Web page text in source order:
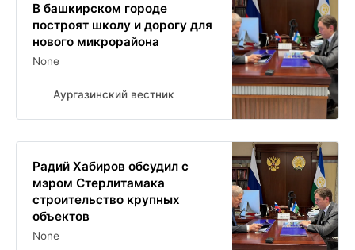
В башкирском городе
построят школу и дорогу для
нового микрорайона
None
Аургазинский вестник
Радий Хабиров обсудил с
мэром Стерлитамака
строительство крупных
объектов
None